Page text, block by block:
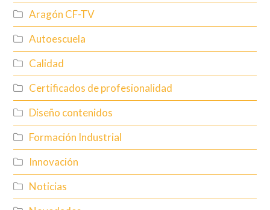
Aragón CF-TV
Autoescuela
Calidad
Certificados de profesionalidad
Diseño contenidos
Formación Industrial
Innovación
Noticias